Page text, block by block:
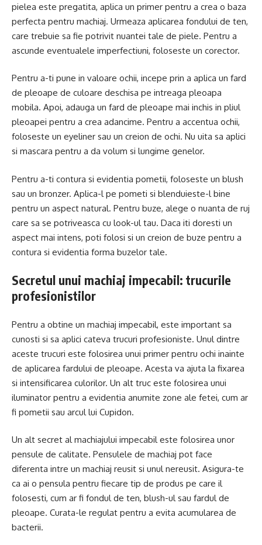
pielea este pregatita, aplica un primer pentru a crea o baza
perfecta pentru machiaj. Urmeaza aplicarea fondului de ten,
care trebuie sa fie potrivit nuantei tale de piele. Pentru a
ascunde eventualele imperfectiuni, foloseste un corector.
Pentru a-ti pune in valoare ochii, incepe prin a aplica un fard
de pleoape de culoare deschisa pe intreaga pleoapa
mobila. Apoi, adauga un fard de pleoape mai inchis in pliul
pleoapei pentru a crea adancime. Pentru a accentua ochii,
foloseste un eyeliner sau un creion de ochi. Nu uita sa aplici
si mascara pentru a da volum si lungime genelor.
Pentru a-ti contura si evidentia pometii, foloseste un blush
sau un bronzer. Aplica-l pe pometi si blenduieste-l bine
pentru un aspect natural. Pentru buze, alege o nuanta de ruj
care sa se potriveasca cu look-ul tau. Daca iti doresti un
aspect mai intens, poti folosi si un creion de buze pentru a
contura si evidentia forma buzelor tale.
Secretul unui machiaj impecabil: trucurile
profesionistilor
Pentru a obtine un machiaj impecabil, este important sa
cunosti si sa aplici cateva trucuri profesioniste. Unul dintre
aceste trucuri este folosirea unui primer pentru ochi inainte
de aplicarea fardului de pleoape. Acesta va ajuta la fixarea
si intensificarea culorilor. Un alt truc este folosirea unui
iluminator pentru a evidentia anumite zone ale fetei, cum ar
fi pometii sau arcul lui Cupidon.
Un alt secret al machiajului impecabil este folosirea unor
pensule de calitate. Pensulele de machiaj pot face
diferenta intre un machiaj reusit si unul nereusit. Asigura-te
ca ai o pensula pentru fiecare tip de produs pe care il
folosesti, cum ar fi fondul de ten, blush-ul sau fardul de
pleoape. Curata-le regulat pentru a evita acumularea de
bacterii.